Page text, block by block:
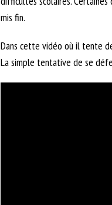
mis fin.
Dans cette vidéo où il tente
La simple tentative de se